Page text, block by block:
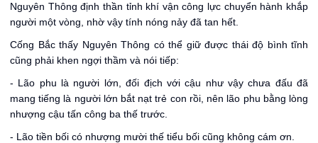
Nguyên Thông định thần tỉnh khí vận công lực chuyển hành khắp
người một vòng, nhờ vậy tính nóng nảy đã tan hết.
Cống Bắc thấy Nguyên Thông có thể giữ được thái độ bình tĩnh
cũng phải khen ngợi thầm và nói tiếp:
- Lão phu là người lớn, đối địch với cậu như vậy chưa đấu đã
mang tiếng là người lớn bắt nạt trẻ con rồi, nên lão phu bằng lòng
nhượng cậu tấn công ba thế trước.
- Lão tiền bối có nhượng mười thế tiểu bối cũng không cám ơn.